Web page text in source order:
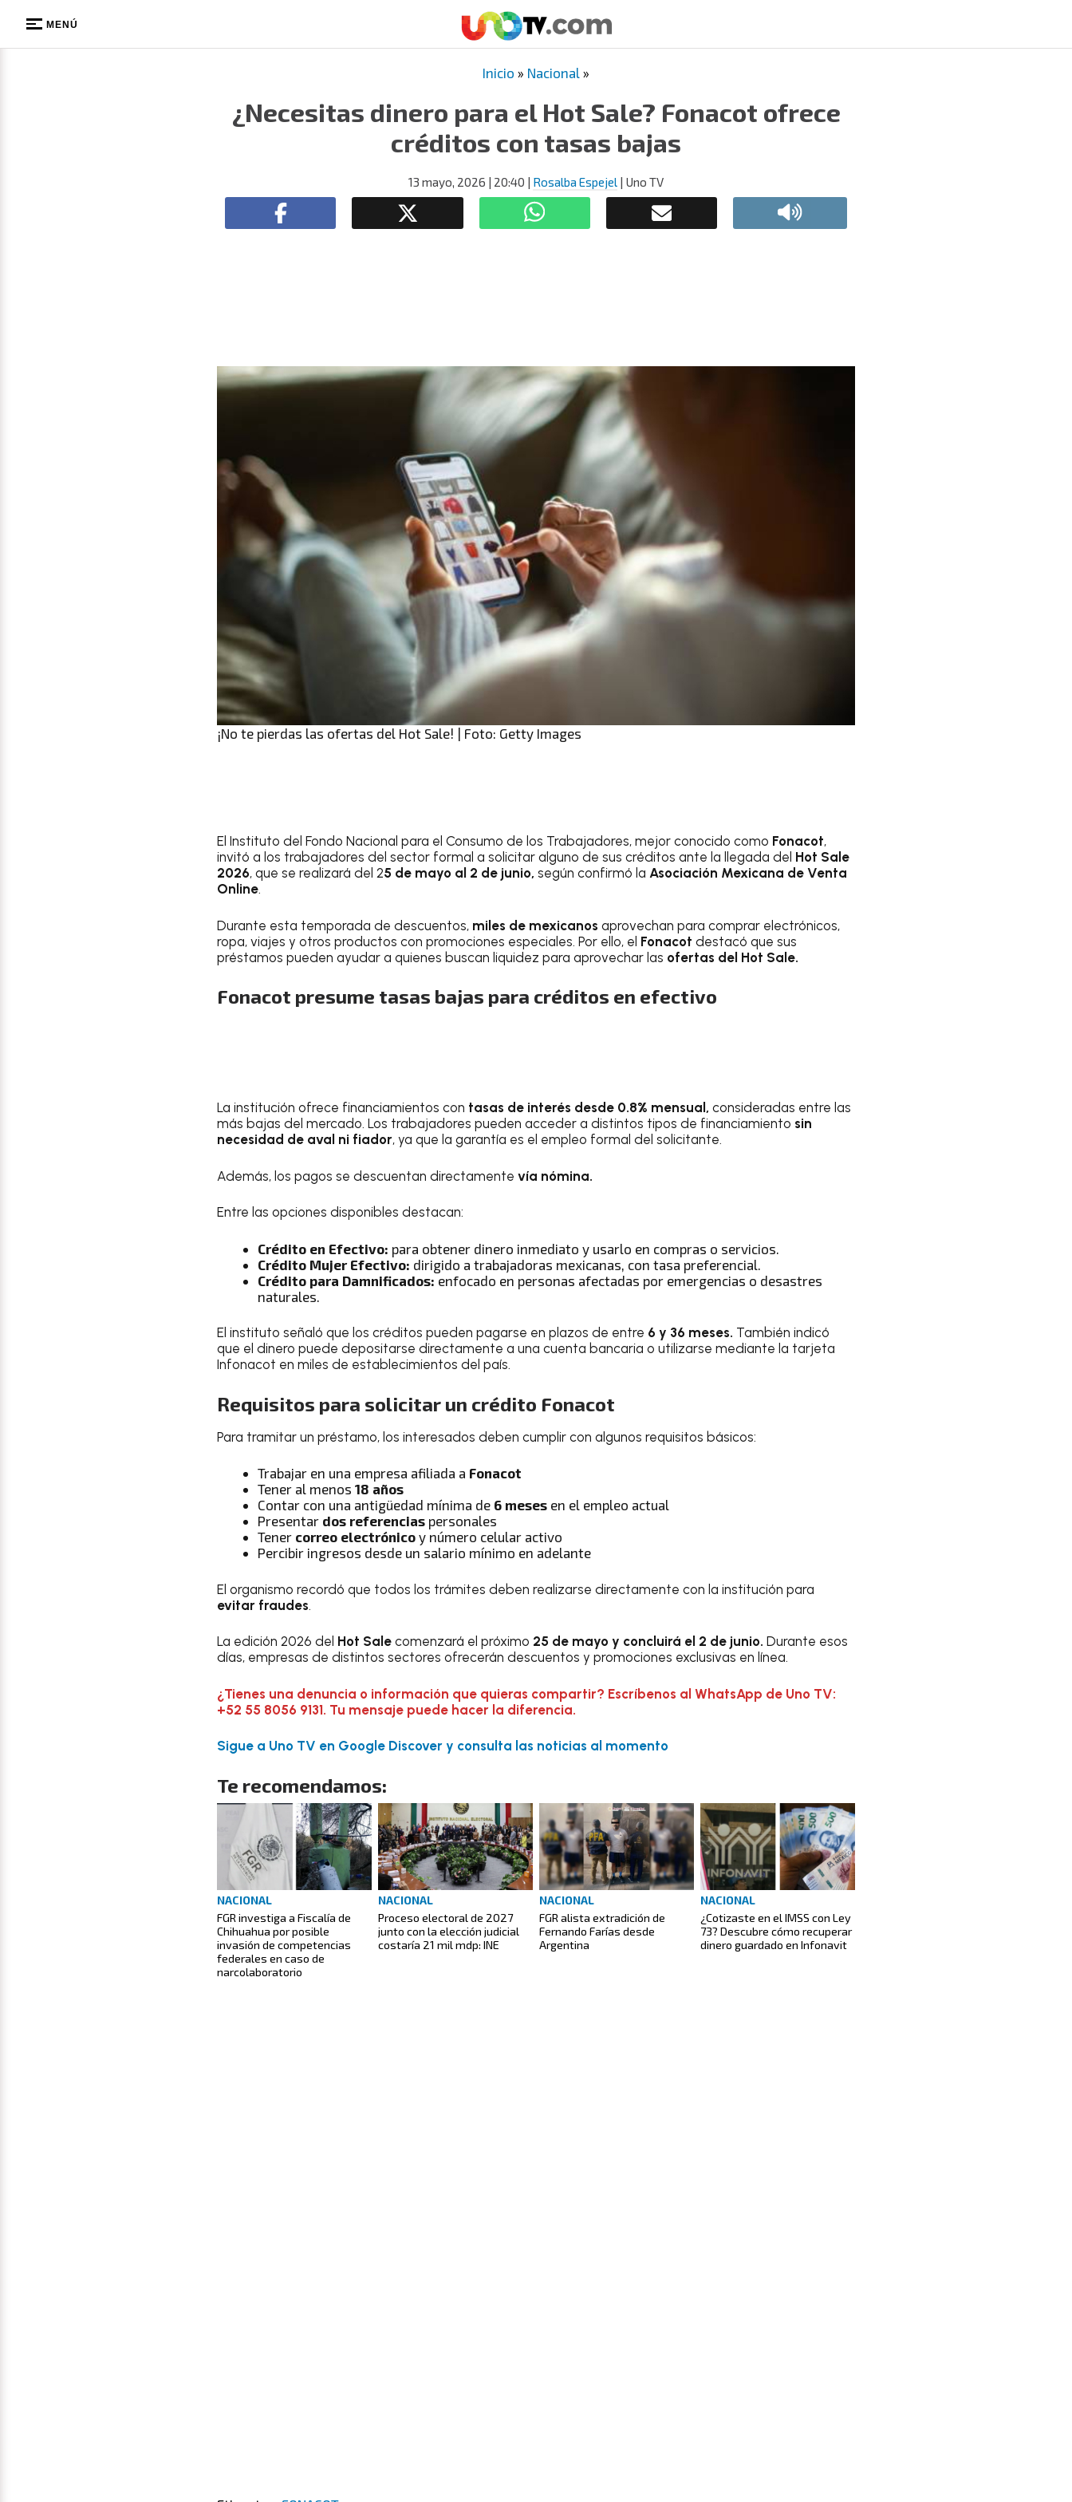
MENÚ
Inicio » Nacional »
¿Necesitas dinero para el Hot Sale? Fonacot ofrece
créditos con tasas bajas
13 mayo, 2026 | 20:40 | Rosalba Espejel | Uno TV
¡No te pierdas las ofertas del Hot Sale! | Foto: Getty Images
El Instituto del Fondo Nacional para el Consumo de los Trabajadores, mejor conocido como Fonacot,
invitó a los trabajadores del sector formal a solicitar alguno de sus créditos ante la llegada del Hot Sale
2026, que se realizará del 25 de mayo al 2 de junio, según confirmó la Asociación Mexicana de Venta
Online.
Durante esta temporada de descuentos, miles de mexicanos aprovechan para comprar electrónicos,
ropa, viajes y otros productos con promociones especiales. Por ello, el Fonacot destacó que sus
préstamos pueden ayudar a quienes buscan liquidez para aprovechar las ofertas del Hot Sale.
Fonacot presume tasas bajas para créditos en efectivo
La institución ofrece financiamientos con tasas de interés desde 0.8% mensual, consideradas entre las
más bajas del mercado. Los trabajadores pueden acceder a distintos tipos de financiamiento sin
necesidad de aval ni fiador, ya que la garantía es el empleo formal del solicitante.
Además, los pagos se descuentan directamente vía nómina.
Entre las opciones disponibles destacan:
Crédito en Efectivo: para obtener dinero inmediato y usarlo en compras o servicios.
Crédito Mujer Efectivo: dirigido a trabajadoras mexicanas, con tasa preferencial.
Crédito para Damnificados: enfocado en personas afectadas por emergencias o desastres
naturales.
El instituto señaló que los créditos pueden pagarse en plazos de entre 6 y 36 meses. También indicó
que el dinero puede depositarse directamente a una cuenta bancaria o utilizarse mediante la tarjeta
Infonacot en miles de establecimientos del país.
Requisitos para solicitar un crédito Fonacot
Para tramitar un préstamo, los interesados deben cumplir con algunos requisitos básicos:
Trabajar en una empresa afiliada a Fonacot
Tener al menos 18 años
Contar con una antigüedad mínima de 6 meses en el empleo actual
Presentar dos referencias personales
Tener correo electrónico y número celular activo
Percibir ingresos desde un salario mínimo en adelante
El organismo recordó que todos los trámites deben realizarse directamente con la institución para
evitar fraudes.
La edición 2026 del Hot Sale comenzará el próximo 25 de mayo y concluirá el 2 de junio. Durante esos
días, empresas de distintos sectores ofrecerán descuentos y promociones exclusivas en línea.
¿Tienes una denuncia o información que quieras compartir? Escríbenos al WhatsApp de Uno TV:
+52 55 8056 9131. Tu mensaje puede hacer la diferencia.
Sigue a Uno TV en Google Discover y consulta las noticias al momento
Te recomendamos:
NACIONAL
FGR investiga a Fiscalía de
Chihuahua por posible
invasión de competencias
federales en caso de
narcolaboratorio
NACIONAL
Proceso electoral de 2027
junto con la elección judicial
costaría 21 mil mdp: INE
NACIONAL
FGR alista extradición de
Fernando Farías desde
Argentina
NACIONAL
¿Cotizaste en el IMSS con Ley
73? Descubre cómo recuperar
dinero guardado en Infonavit